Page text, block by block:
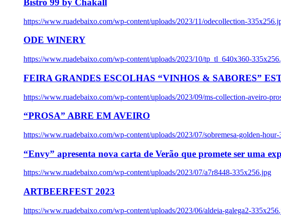
Bistro 99 by Chakall
https://www.ruadebaixo.com/wp-content/uploads/2023/11/odecollection-
ODE WINERY
https://www.ruadebaixo.com/wp-content/uploads/2023/10/tp_tl_640x360-
FEIRA GRANDES ESCOLHAS “VINHOS & SABORES”
https://www.ruadebaixo.com/wp-content/uploads/2023/09/ms-collection-aveiro-
“PROSA” ABRE EM AVEIRO
https://www.ruadebaixo.com/wp-content/uploads/2023/07/sobremesa-golden-
“Envy” apresenta nova carta de Verão que promete ser uma
https://www.ruadebaixo.com/wp-content/uploads/2023/07/a7r8448-335x256.jpg
ARTBEERFEST 2023
https://www.ruadebaixo.com/wp-content/uploads/2023/06/aldeia-galega2-